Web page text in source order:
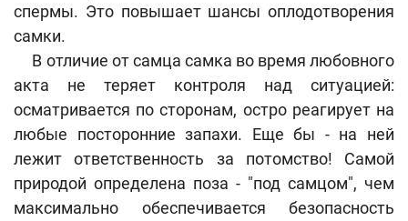
спермы. Это повышает шансы оплодотворения
самки.
В отличие от самца самка во время любовного
акта не теряет контроля над ситуацией:
осматривается по сторонам, остро реагирует на
любые посторонние запахи. Еще бы - на ней
лежит ответственность за потомство! Самой
природой определена поза - "под самцом", чем
максимально обеспечивается безопасность